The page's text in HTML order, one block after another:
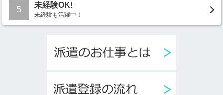
5
未経験OK!
未経験も活躍中！